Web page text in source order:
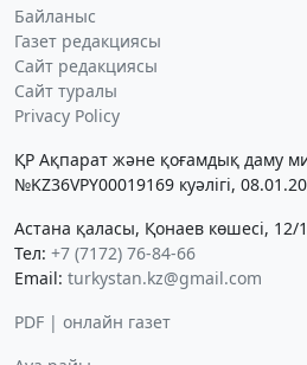
Байланыс
Газет редакциясы
Сайт редакциясы
Сайт туралы
Privacy Policy
ҚР Ақпарат және қоғамдық даму
№KZ36VPY00019169 куәлігі,
Астана қаласы, Қонаев көшесі, 12/1
Тел: +7 (7172) 76-84-66
Email: turkystan.kz@gmail.com
PDF | онлайн газет